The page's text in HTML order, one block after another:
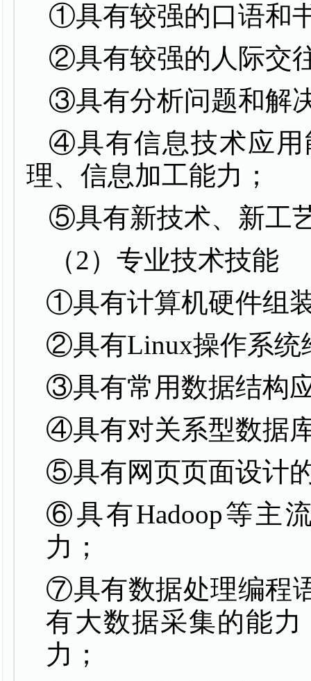
①具有较强的口语和
②具有较强的人际交
③具有分析问题和解
④具有信息技术应用
理、信息加工能力；
⑤具有新技术、新工
（2）专业技术技能
①具有计算机硬件组
②具有Linux操作系统
③具有常用数据结构
④具有对关系型数据
⑤具有网页页面设计
⑥具有Hadoop等主
力；
⑦具有数据处理编程
有大数据采集的能
力；